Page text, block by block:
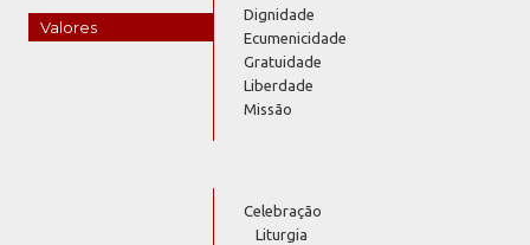
Valores
Dignidade
Ecumenicidade
Gratuidade
Liberdade
Missão
Celebração
Liturgia